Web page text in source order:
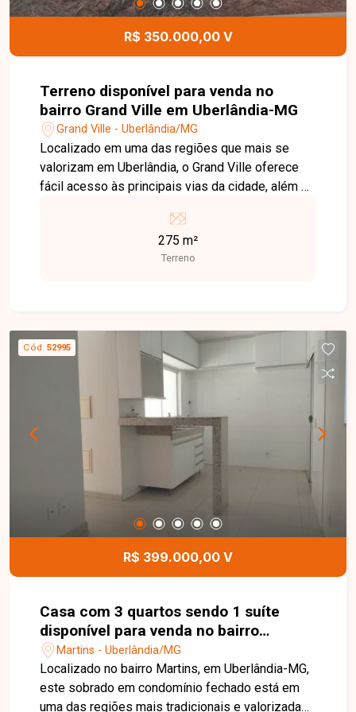
imóvel e ajudar você a encontrar o imóvel ideal
para viver com conforto, sofisticação e
R$ 350.000,00 V
Terreno disponível para venda no
bairro Grand Ville em Uberlândia-MG
Grand Ville - Uberlândia/MG
Localizado em uma das regiões que mais se
valorizam em Uberlândia, o Grand Ville oferece
fácil acesso às principais vias da cidade, além de
conveniências. É uma excelente opção para quem
deseja construir em um condomínio que alia
segurança, tranquilidade e qualidade de vida.
excelente aproveitamento para diversos projetos
arquitetônicos. A topografia plana facilita a
construção e reduz custos com terraplenagem,
tornando este terreno uma excelente
oportunidade para morar ou investir. Entre em
contato com a Delta Imóveis para mais
informações e agende sua visita. Nossa equipe
está pronta para apresentar todos os detalhes
deste excelente terreno e ajudá-lo a realizar um
ótimo negócio.
275 m²
Terreno
Cód. 52995
R$ 399.000,00 V
Casa com 3 quartos sendo 1 suíte
disponível para venda no bairro
Martins em Uberlândia-MG
Martins - Uberlândia/MG
Localizado no bairro Martins, em Uberlândia-MG,
este sobrado em condomínio fechado está em
uma das regiões mais tradicionais e valorizadas